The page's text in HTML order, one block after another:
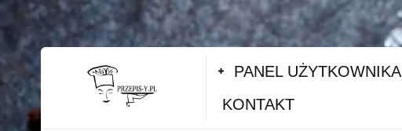
PANEL UŻYTKOWNIKA
KONTAKT